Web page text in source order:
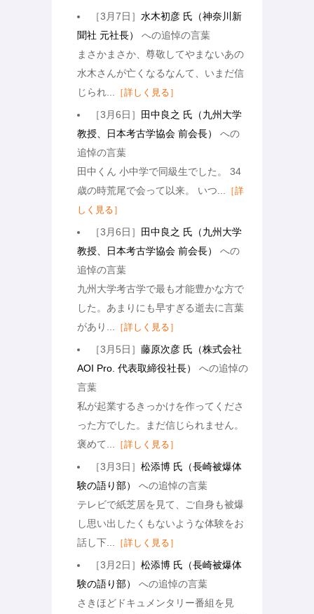
［3月7日］水木初彦 氏（神奈川新
聞社 元社長）
への追悼の言葉
まさかまさか、尊敬してやまないあの
水木さんが亡くなるなんて、いまだ信
じられ...
［詳しく見る］
［3月6日］
田中良之 氏（九州大学
教授、日本考古学協会 前会長）
への
追悼の言葉
田中くん 小中学で同級生でした。 34
歳の時荒尾で会って以来。 いつ...
［詳
しく見る］
［3月6日］
田中良之 氏（九州大学
教授、日本考古学協会 前会長）
への
追悼の言葉
九州大学考古学で最も才能豊かな方で
した。あまりにも早すぎる逝去に言葉
があり...
［詳しく見る］
［3月5日］藤原次彦 氏（株式会社
AOI Pro. 代表取締役社長）
への追悼の
言葉
私が起業するきっかけを作ってくださ
った方でした。まだ信じられません。
褒めて...
［詳しく見る］
［3月3日］松添博 氏（長崎被爆体
験の語り部）
への追悼の言葉
テレビで紙芝居を見て、ご自身も被爆
し思い出したくもないような体験をお
話し下...
［詳しく見る］
［3月2日］松添博 氏（長崎被爆体
験の語り部）
への追悼の言葉
さきほどドキュメンタリー番組を見